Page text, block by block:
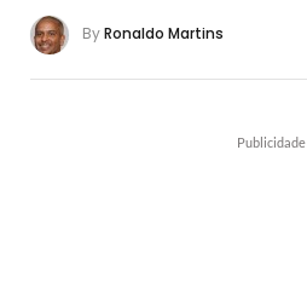
ByRonaldo Martins
Publicidade